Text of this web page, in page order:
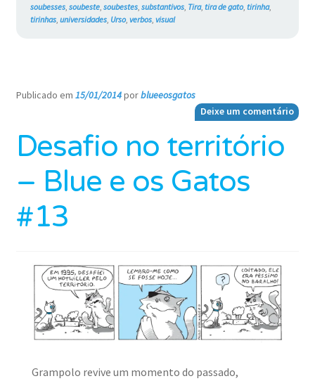
soubesses, soubeste, soubestes, substantivos, Tira, tira de gato, tirinha,
tirinhas, universidades, Urso, verbos, visual
Publicado em 15/01/2014porblueeosgatos
Deixe um comentário
Desafio no território
– Blue e os Gatos
#13
Grampolo revive um momento do passado,